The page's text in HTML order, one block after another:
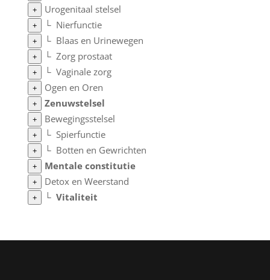
+ Urogenitaal stelsel
+ └ Nierfunctie
+ └ Blaas en Urinewegen
+ └ Zorg prostaat
+ └ Vaginale zorg
+ Ogen en Oren
+ Zenuwstelsel
+ Bewegingsstelsel
+ └ Spierfunctie
+ └ Botten en Gewrichten
+ Mentale constitutie
+ Detox en Weerstand
+ └ Vitaliteit